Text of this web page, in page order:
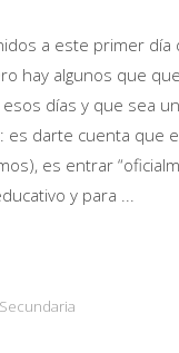
a este primer día
hay algunos que
días y que sea
es darte cuenta que
es entrar
y para ...
Secundaria